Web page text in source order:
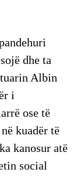
dhe ta
Albin
i
ose të
kuadër të
kanosur atë
social